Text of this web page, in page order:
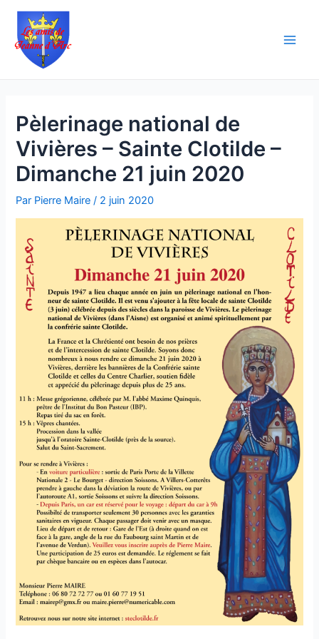
Aller
contenu
Pèlerinage national de
Vivières – Sainte Clotilde –
Dimanche 21 juin 2020
Par Pierre Maire/ 2 juin 2020
Navigation
articles